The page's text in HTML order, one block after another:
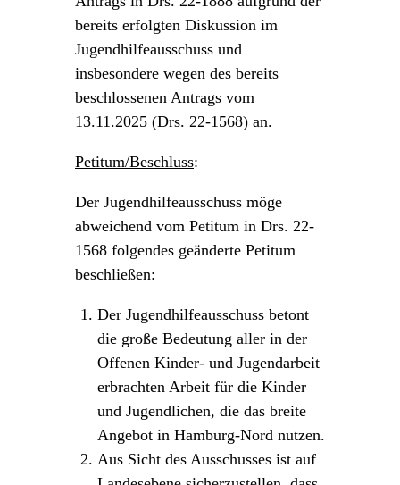
bereits erfolgten Diskussion im
Jugendhilfeausschuss und
insbesondere wegen des bereits
beschlossenen Antrags vom
13.11.2025 (Drs. 22-1568) an.
Petitum/Beschluss:
Der Jugendhilfeausschuss möge
abweichend vom Petitum in Drs. 22-
1568 folgendes geänderte Petitum
beschließen:
Der Jugendhilfeausschuss betont
die große Bedeutung aller in der
Offenen Kinder- und Jugendarbeit
erbrachten Arbeit für die Kinder
und Jugendlichen, die das breite
Angebot in Hamburg-Nord nutzen.
Aus Sicht des Ausschusses ist auf